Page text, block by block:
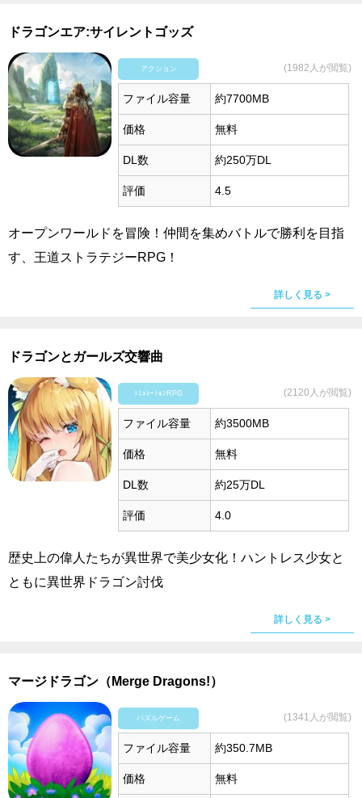
ドラゴンエア:サイレントゴッズ
アクション (1982人が閲覧)
ファイル容量 約7700MB
価格 無料
DL数 約250万DL
評価 4.5
オープンワールドを冒険！仲間を集めバトルで勝利を目指
す、王道ストラテジーRPG！
詳しく見る >
ドラゴンとガールズ交響曲
ｼﾐｭﾚｰｼｮﾝRPG (2120人が閲覧)
ファイル容量 約3500MB
価格 無料
DL数 約25万DL
評価 4.0
歴史上の偉人たちが異世界で美少女化！ハントレス少女と
ともに異世界ドラゴン討伐
詳しく見る >
マージドラゴン（Merge Dragons!）
パズルゲーム (1341人が閲覧)
ファイル容量 約350.7MB
価格 無料